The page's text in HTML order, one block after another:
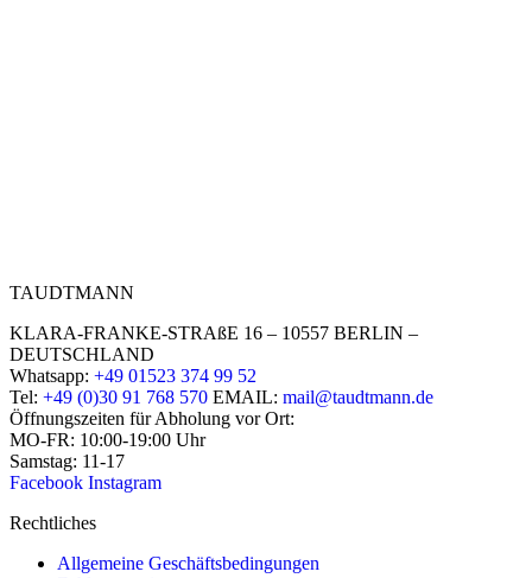
TAUDTMANN
KLARA-FRANKE-STRAßE 16 – 10557 BERLIN –
DEUTSCHLAND
Whatsapp: +49 01523 374 99 52
Tel: +49 (0)30 91 768 570 EMAIL: mail@taudtmann.de
Öffnungszeiten für Abholung vor Ort:
MO-FR: 10:00-19:00 Uhr
Samstag: 11-17
Facebook Instagram
Rechtliches
Allgemeine Geschäftsbedingungen